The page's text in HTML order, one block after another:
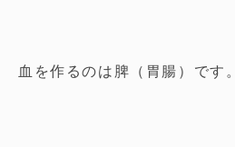
血を作るのは脾（胃腸）です。